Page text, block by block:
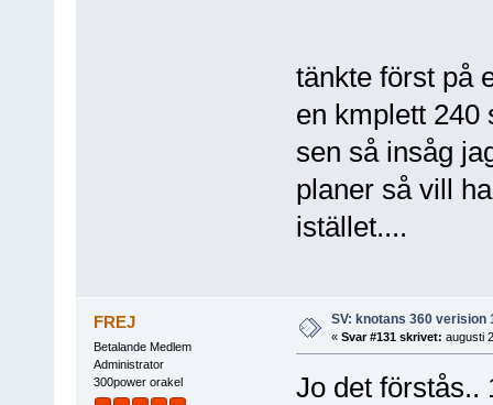
tänkte först på
en kmplett 240
sen så insåg
planer så vill
istället....
FREJ
Betalande Medlem
Administrator
300power orakel
SV: knotans 360 verision
« Svar #131 skrivet: augusti
Jo det förstås..